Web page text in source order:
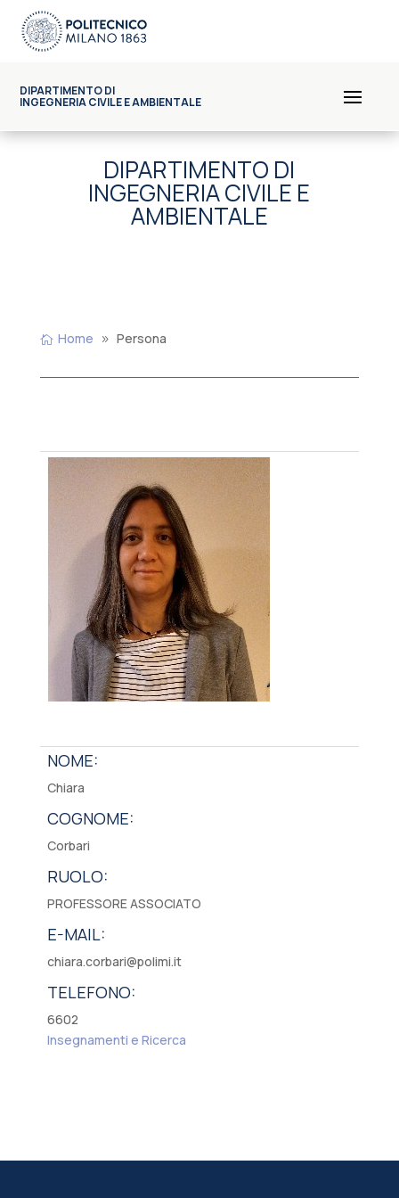
DIPARTIMENTO DI
INGEGNERIA CIVILE E AMBIENTALE
DIPARTIMENTO DI
INGEGNERIA CIVILE E
AMBIENTALE
Home Persona
NOME:
Chiara
COGNOME:
Corbari
RUOLO:
PROFESSORE ASSOCIATO
E-MAIL:
chiara.corbari@polimi.it
TELEFONO:
6602
Insegnamenti e Ricerca